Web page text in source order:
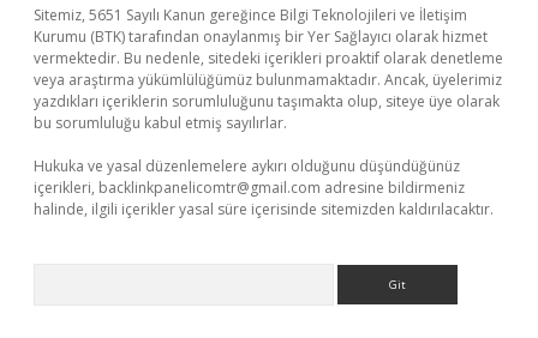
Sitemiz, 5651 Sayılı Kanun gereğince Bilgi Teknolojileri ve İletişim
Kurumu (BTK) tarafından onaylanmış bir Yer Sağlayıcı olarak hizmet
vermektedir. Bu nedenle, sitedeki içerikleri proaktif olarak denetleme
veya araştırma yükümlülüğümüz bulunmamaktadır. Ancak, üyelerimiz
yazdıkları içeriklerin sorumluluğunu taşımakta olup, siteye üye olarak
bu sorumluluğu kabul etmiş sayılırlar.
Hukuka ve yasal düzenlemelere aykırı olduğunu düşündüğünüz
içerikleri, backlinkpanelicomtr@gmail.com adresine bildirmeniz
halinde, ilgili içerikler yasal süre içerisinde sitemizden kaldırılacaktır.